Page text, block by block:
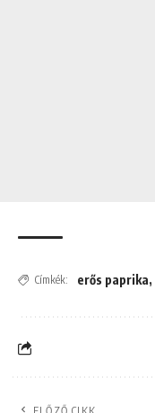
Címkék: erős paprika,